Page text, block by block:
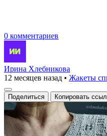
0 комментариев
Ирина Хлебникова
12 месяцев назад • Жакеты
Поделиться Копировать